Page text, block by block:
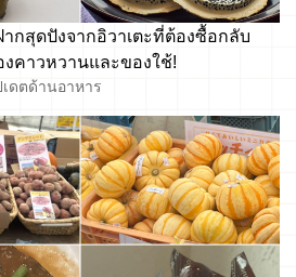
กสุดปังจากอิวาเตะที่ต้องซื้อกลับ
คาวหวานและของใช้!
ดตด้านอาหาร